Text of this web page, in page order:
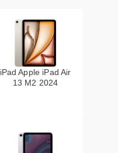
iPad Apple iPad Air
13 M2 2024